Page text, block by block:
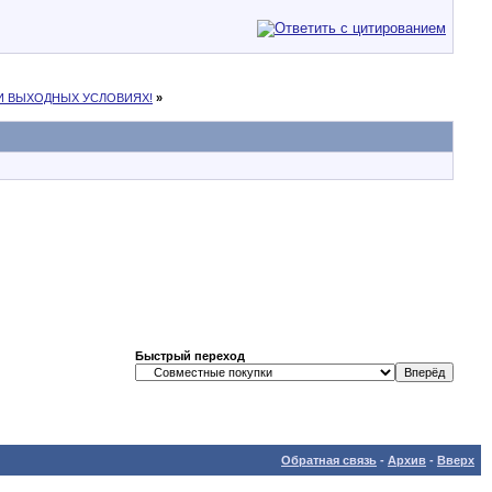
ВЫХОДНЫХ УСЛОВИЯХ! »
Быстрый переход
Обратная связь - Архив - Вверх